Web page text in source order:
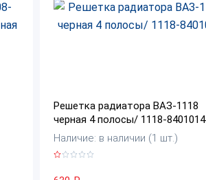
Решетка радиатора ВАЗ-1118
черная 4 полосы/ 1118-8401014
Наличие: в наличии (1 шт.)